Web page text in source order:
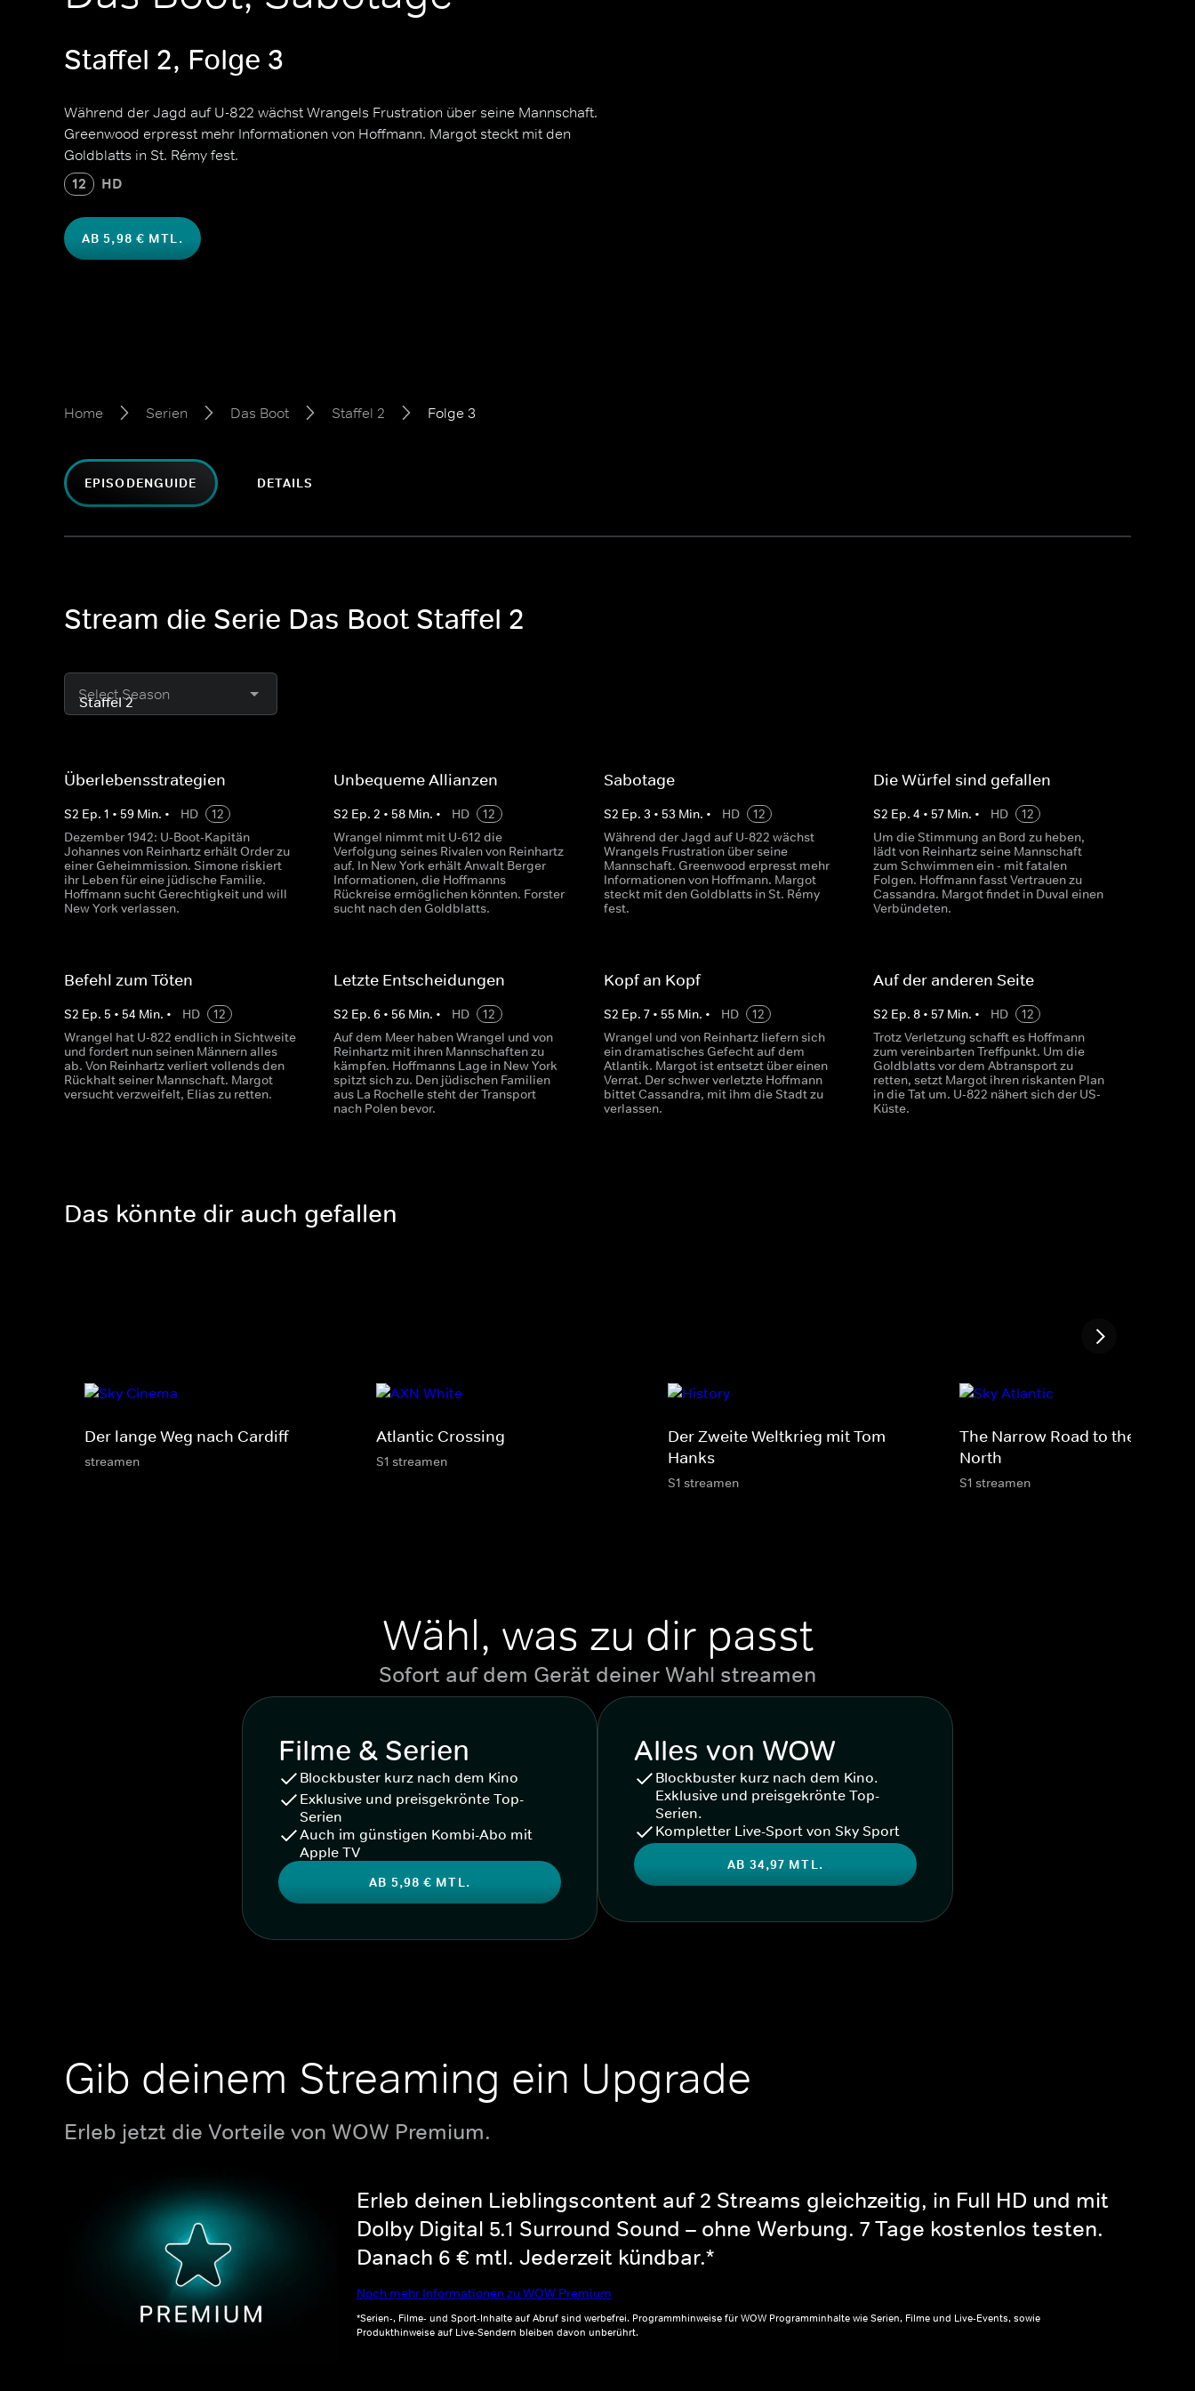
Staffel 2, Folge 3
Während der Jagd auf U-822 wächst Wrangels Frustration über seine Mannschaft.
Greenwood erpresst mehr Informationen von Hoffmann. Margot steckt mit den
Goldblatts in St. Rémy fest.
12 HD
AB 5,98 € MTL.
Home Serien Das Boot Staffel 2 Folge 3
EPISODENGUIDE DETAILS
Stream die Serie Das Boot Staffel 2
Select Season
Überlebensstrategien
S2 Ep. 1 • 59 Min. • HD
12
Dezember 1942: U-Boot-Kapitän
Johannes von Reinhartz erhält Order zu
einer Geheimmission. Simone riskiert
ihr Leben für eine jüdische Familie.
Hoffmann sucht Gerechtigkeit und will
New York verlassen.
Unbequeme Allianzen
S2 Ep.2 • 58 Min. • HD
12
Wrangel nimmt mit U-612 die
Verfolgung seines Rivalen von Reinhartz
auf. In New York erhält Anwalt Berger
Informationen, die Hoffmanns
Rückreise ermöglichen könnten. Forster
sucht nach den Goldblatts.
Sabotage
S2 Ep. 3 • 53 Min. • HD
12
Während der Jagd auf U-822 wächst
Wrangels Frustration über seine
Mannschaft. Greenwood erpresst mehr
Informationen von Hoffmann. Margot
steckt mit den Goldblatts in St. Rémy
fest.
Die Würfel sind gefallen
S2 Ep. 4 • 57Min. • HD
12
Um die Stimmung an Bord zu heben,
lädt von Reinhartz seine Mannschaft
zum Schwimmen ein - mit fatalen
Folgen. Hoffmann fasst Vertrauen zu
Cassandra. Margot findet in Duval einen
Verbündeten.
Befehl zum Töten
S2 Ep. 5 • 54 Min. • HD
12
Wrangel hat U-822 endlich in Sichtweite
und fordert nun seinen Männern alles
ab. Von Reinhartz verliert vollends den
Rückhalt seiner Mannschaft. Margot
versucht verzweifelt, Elias zu retten.
Letzte Entscheidungen
S2 Ep.6 • 56 Min. • HD
12
Auf dem Meer haben Wrangel und von
Reinhartz mit ihren Mannschaften zu
kämpfen. Hoffmanns Lage in New York
spitzt sich zu. Den jüdischen Familien
aus La Rochelle steht der Transport
nach Polen bevor.
Kopf an Kopf
S2 Ep. 7• 55 Min. • HD
12
Wrangel und von Reinhartz liefern sich
ein dramatisches Gefecht auf dem
Atlantik. Margot ist entsetzt über einen
Verrat. Der schwer verletzte Hoffmann
bittet Cassandra, mit ihm die Stadt zu
verlassen.
Auf der anderen Seite
S2 Ep. 8• 57Min. • HD
12
Trotz Verletzung schafft es Hoffmann
zum vereinbarten Treffpunkt. Um die
Goldblatts vor dem Abtransport zu
retten, setzt Margot ihren riskanten Plan
in die Tat um. U-822 nähert sich der US-
Küste.
Das könnte dir auch gefallen
Der lange Weg nach Cardiff
streamen
Atlantic Crossing
S1 streamen
Der Zweite Weltkrieg mit Tom
Hanks
S1 streamen
The Narrow Road to the Deep
North
S1 streamen
Wähl, was zu dir passt
Sofort auf dem Gerät deiner Wahl streamen
Filme & Serien
Blockbuster kurz nach dem Kino
Exklusive und preisgekrönte Top-
Serien
Auch im günstigen Kombi-Abo mit
Apple TV
AB 5,98 € MTL.
Alles von WOW
Blockbuster kurz nach dem Kino.
Exklusive und preisgekrönte Top-
Serien.
Kompletter Live-Sport von Sky Sport
AB 34,97 MTL.
Gib deinem Streaming ein Upgrade
Erleb jetzt die Vorteile von WOW Premium.
Erleb deinen Lieblingscontent auf 2 Streams gleichzeitig, in Full HD und mit
Dolby Digital 5.1 Surround Sound – ohne Werbung. 7 Tage kostenlos testen.
Danach 6 € mtl. Jederzeit kündbar.*
Noch mehr Informationen zu WOW Premium
*Serien-, Filme- und Sport-Inhalte auf Abruf sind werbefrei. Programmhinweise für WOW Programminhalte wie Serien, Filme und Live-Events, sowie
Produkthinweise auf Live-Sendern bleiben davon unberührt.